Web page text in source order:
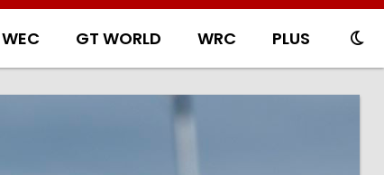
WEC GT WORLD WRC PLUS